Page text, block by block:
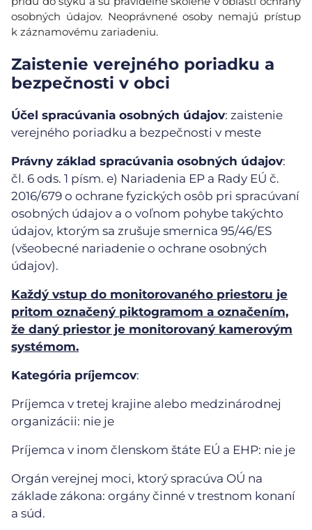
osobných údajov. Neoprávnené osoby nemajú prístup
k záznamovému zariadeniu.
Zaistenie verejného poriadku a
bezpečnosti v obci
Účel spracúvania osobných údajov: zaistenie
verejného poriadku a bezpečnosti v meste
Právny základ spracúvania osobných údajov:
čl. 6 ods. 1 písm. e) Nariadenia EP a Rady EÚ č.
2016/679 o ochrane fyzických osôb pri spracúvaní
osobných údajov a o voľnom pohybe takýchto
údajov, ktorým sa zrušuje smernica 95/46/ES
(všeobecné nariadenie o ochrane osobných
údajov).
Každý vstup do monitorovaného priestoru je
pritom označený piktogramom a označením,
že daný priestor je monitorovaný kamerovým
systémom.
Kategória príjemcov:
Príjemca v tretej krajine alebo medzinárodnej
organizácii: nie je
Príjemca v inom členskom štáte EÚ a EHP: nie je
Orgán verejnej moci, ktorý spracúva OÚ na
základe zákona: orgány činné v trestnom konaní
a súd.